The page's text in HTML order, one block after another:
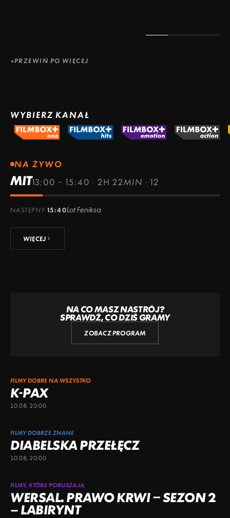
PRZEWIŃ PO WIĘCEJ
WYBIERZ KANAŁ
NA ŻYWO
MIT13:00 – 15:40 ·2H 22MIN ·12
NASTĘPNY:15:40Lot Feniksa
WIĘCEJ
NA CO MASZ NASTRÓJ?
SPRAWDŹ, CO DZIŚ GRAMY
ZOBACZ PROGRAM
FILMY DOBRE NA WSZYSTKO
K-PAX
10.08, 20:00
FILMY DOBRZE ZNANE
DIABELSKA PRZEŁĘCZ
10.08, 20:00
FILMY, KTÓRE PORUSZAJĄ
WERSAL. PRAWO KRWI – SEZON 2
– LABIRYNT